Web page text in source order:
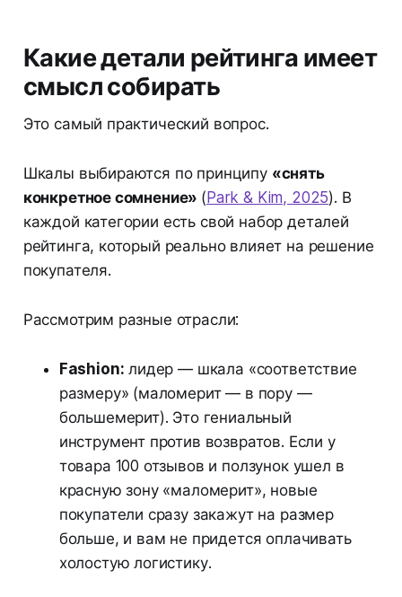
Какие детали рейтинга имеет
смысл собирать
Это самый практический вопрос.
Шкалы выбираются по принципу «снять
конкретное сомнение» ( Park & Kim, 2025). В
каждой категории есть свой набор деталей
рейтинга, который реально влияет на решение
покупателя.
Рассмотрим разные отрасли:
Fashion: лидер — шкала «соответствие
размеру» (маломерит — в пору —
большемерит). Это гениальный
инструмент против возвратов. Если у
товара 100 отзывов и ползунок ушел в
красную зону «маломерит», новые
покупатели сразу закажут на размер
больше, и вам не придется оплачивать
холостую логистику.